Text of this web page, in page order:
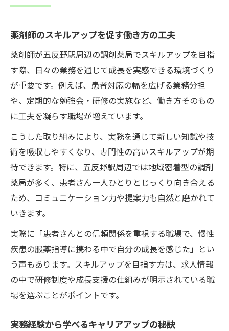
薬剤師のスキルアップを促す働き方の工夫
薬剤師が五反野駅周辺の調剤薬局でスキルアップを目指
す際、日々の業務を通じて成長を実感できる環境づくり
が重要です。例えば、患者対応の幅を広げる業務分担
や、定期的な勉強会・研修の実施など、働き方そのもの
に工夫を凝らす職場が増えています。
こうした取り組みにより、実務を通じて新しい知識や技
術を吸収しやすくなり、専門性の高いスキルアップが期
待できます。特に、五反野駅周辺では地域密着型の調剤
薬局が多く、患者さん一人ひとりとじっくり向き合える
ため、コミュニケーション力や提案力も自然と磨かれて
いきます。
実際に「患者さんとの信頼関係を重視する職場で、慢性
疾患の服薬指導に携わる中で自分の成長を感じた」とい
う声もあります。スキルアップを目指す方は、求人情報
の中で研修制度や成長支援の仕組みが明示されている職
場を選ぶことがポイントです。
実務経験から学べるキャリアアップの秘訣